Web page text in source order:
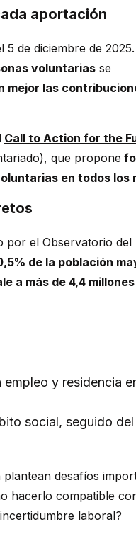
aportación
de diciembre de 2025.
voluntarias se
mejor las
Call to Action for the
que propone
en todos los
por el Observatorio del
de la población
a más de 4,4
y residencia
social, seguido del
desafíos
hacerlo compatible
laboral?